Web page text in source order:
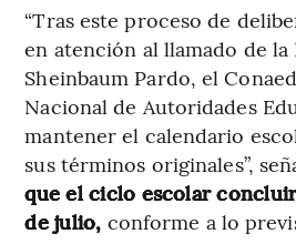
“Tras este proceso de
en atención al llamado de la
Sheinbaum Pardo, el
Nacional de Autoridades
mantener el calendario
sus términos originales”,
que el ciclo escolar
de julio, conforme a lo